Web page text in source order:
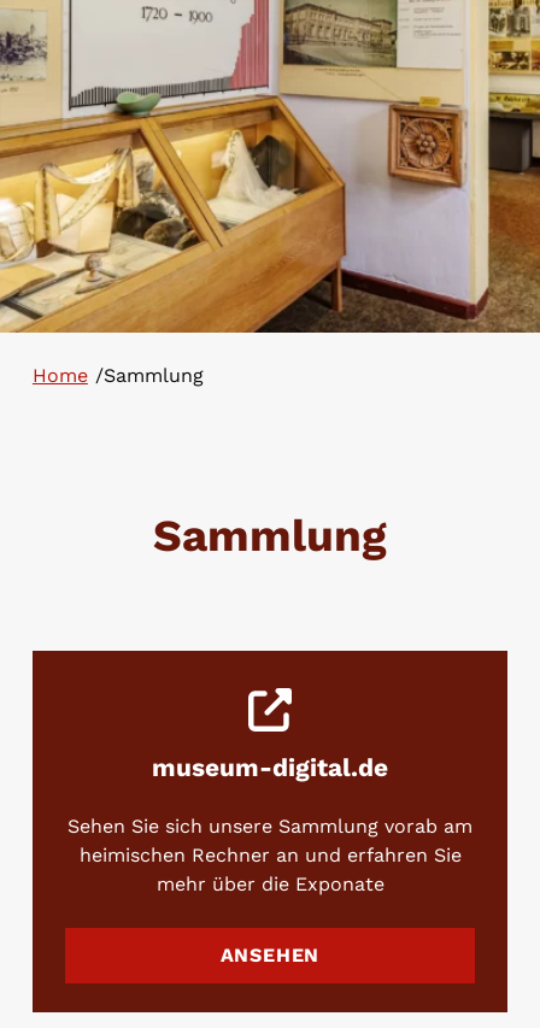
Home /Sammlung
Sammlung
museum-digital.de
Sehen Sie sich unsere Sammlung vorab am
heimischen Rechner an und erfahren Sie
mehr über die Exponate
ANSEHEN